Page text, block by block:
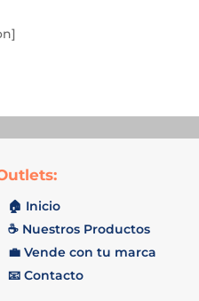
🏠 Inicio
☕️ Nuestros Productos
💼 Vende con tu marca
📧 Contacto